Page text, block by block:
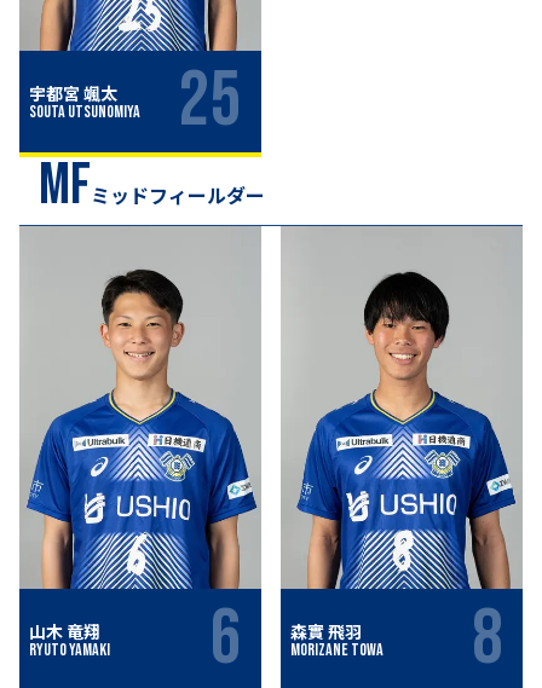
宇都宮 颯太
Souta Utsunomiya 25
MFミッドフィールダー
山木 竜翔
Ryuto Yamaki 6 森實 飛羽
Morizane Towa 8